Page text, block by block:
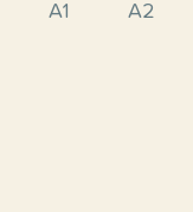
A1 A2